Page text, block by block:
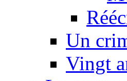
Un
Vingt